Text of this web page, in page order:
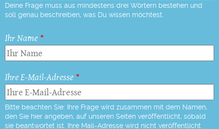
Deine Frage muss aus mindestens drei Wörtern bestehen und
soll genau beschreiben, was Du wissen möchtest.
Ihr Name
Ihre E-Mail-Adresse
Bitte beachten Sie: Ihre Frage wird zusammen mit dem Namen,
den Sie hier angeben, auf unseren Seiten veröffentlicht, sobald
sie beantwortet ist. Ihre Mail-Adresse wird nicht veröffentlicht